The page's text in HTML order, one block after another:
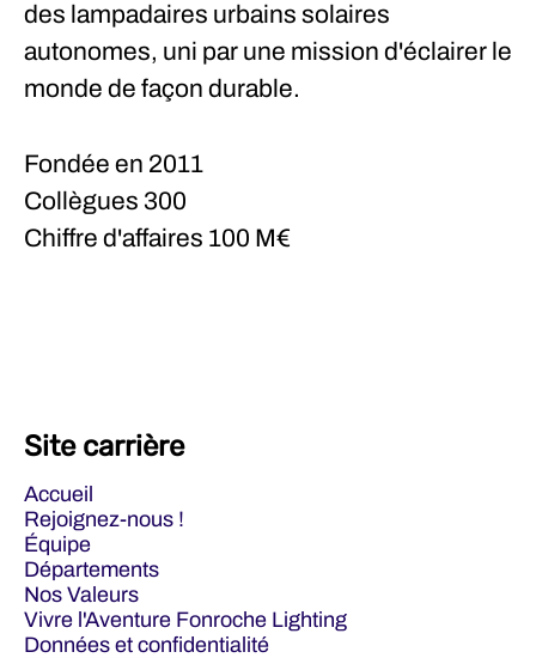
des lampadaires urbains solaires
autonomes, uni par une mission d'éclairer le
monde de façon durable.
Fondée en 2011
Collègues 300
Chiffre d'affaires 100 M€
Site carrière
Accueil
Rejoignez-nous !
Équipe
Départements
Nos Valeurs
Vivre l'Aventure Fonroche Lighting
Données et confidentialité